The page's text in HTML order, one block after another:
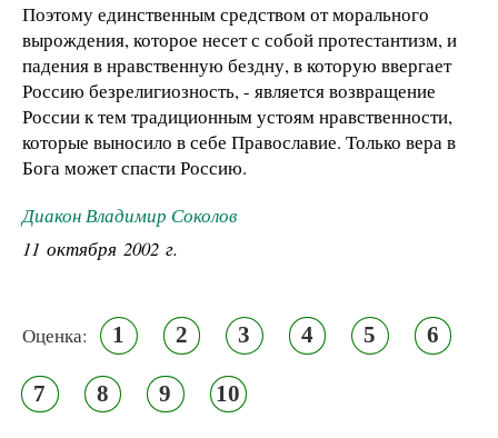
Поэтому единственным средством от морального
вырождения, которое несет с собой протестантизм, и
падения в нравственную бездну, в которую ввергает
Россию безрелигиозность, - является возвращение
России к тем традиционным устоям нравственности,
которые выносило в себе Православие. Только вера в
Бога может спасти Россию.
Диакон Владимир Соколов
11 октября 2002 г.
Оценка: 1 2 3 4 5 6
7 8 9 10